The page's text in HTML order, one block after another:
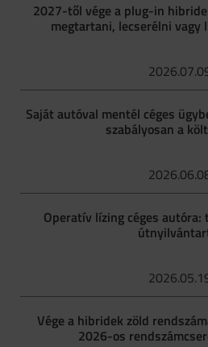
2027-től vége a plug-in
megtartani, lecserélni vagy
Saját autóval mentél céges
szabályosan a
Operatív lízing céges
Vége a hibridek zöld
2026-os